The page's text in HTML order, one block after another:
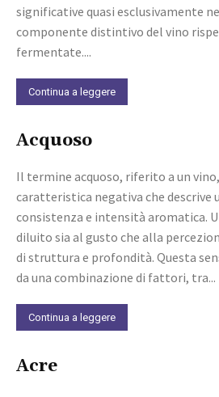
significative quasi esclusivamente
componente distintivo del vino
fermentate....
Continua a leggere
Acquoso
Il termine acquoso, riferito a un
caratteristica negativa che descrive
consistenza e intensità aromatica.
diluito sia al gusto che alla
di struttura e profondità. Questa
da una combinazione di fattori, tra...
Continua a leggere
Acre